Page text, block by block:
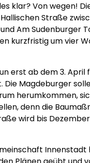
klar? Von wegen!
Straße
und Am Sudenburger
kurzfristig um vier
erst ab dem 3. April
Die Magdeburger
herumkommen,
denn die
wird bis